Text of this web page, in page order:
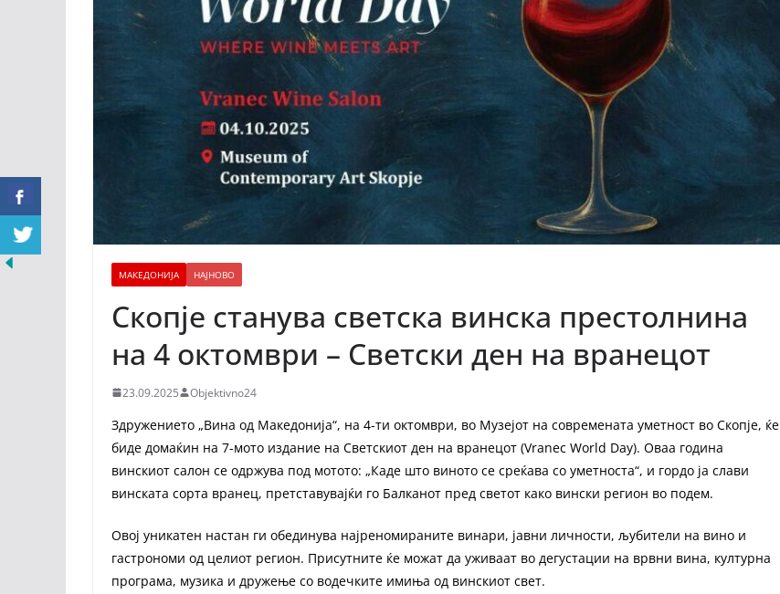
МАКЕДОНИЈА НАЈНОВО
Скопје станува светска винска престолнина
на 4 октомври – Светски ден на вранецот
23.09.2025 Objektivno24
Здружението „Вина од Македонија“, на 4-ти октомври, во Музејот на современата уметност во Скопје, ќе
биде домаќин на 7-мото издание на Светскиот ден на вранецот (Vranec World Day). Оваа година
винскиот салон се одржува под мотото: „Каде што виното се среќава со уметноста“, и гордо ја слави
винската сорта вранец, претставувајќи го Балканот пред светот како вински регион во подем.
Овој уникатен настан ги обединува најреномираните винари, јавни личности, љубители на вино и
гастрономи од целиот регион. Присутните ќе можат да уживаат во дегустации на врвни вина, културна
програма, музика и дружење со водечките имиња од винскиот свет.